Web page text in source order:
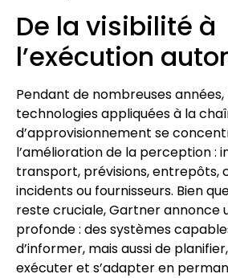
De la visibilité à
l’exécution
Pendant de nombreuses
technologies appliquées à la
d’approvisionnement se
l’amélioration de la perception :
transport, prévisions, entrepôts,
incidents ou fournisseurs. Bien
reste cruciale, Gartner annonce
profonde : des systèmes
d’informer, mais aussi de
exécuter et s’adapter en